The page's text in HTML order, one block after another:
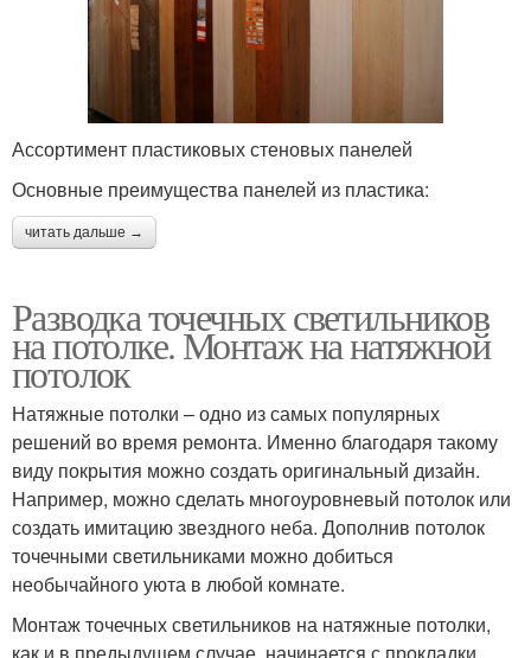
Ассортимент пластиковых стеновых панелей
Основные преимущества панелей из пластика:
читать дальше →
Разводка точечных светильников
на потолке. Монтаж на натяжной
потолок
Натяжные потолки – одно из самых популярных
решений во время ремонта. Именно благодаря такому
виду покрытия можно создать оригинальный дизайн.
Например, можно сделать многоуровневый потолок или
создать имитацию звездного неба. Дополнив потолок
точечными светильниками можно добиться
необычайного уюта в любой комнате.
Монтаж точечных светильников на натяжные потолки,
как и в предыдущем случае, начинается с прокладки